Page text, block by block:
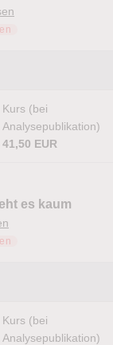
Kurs (bei
Analysepublikation)
41,50 EUR
es kaum
Kurs (bei
Analysepublikation)